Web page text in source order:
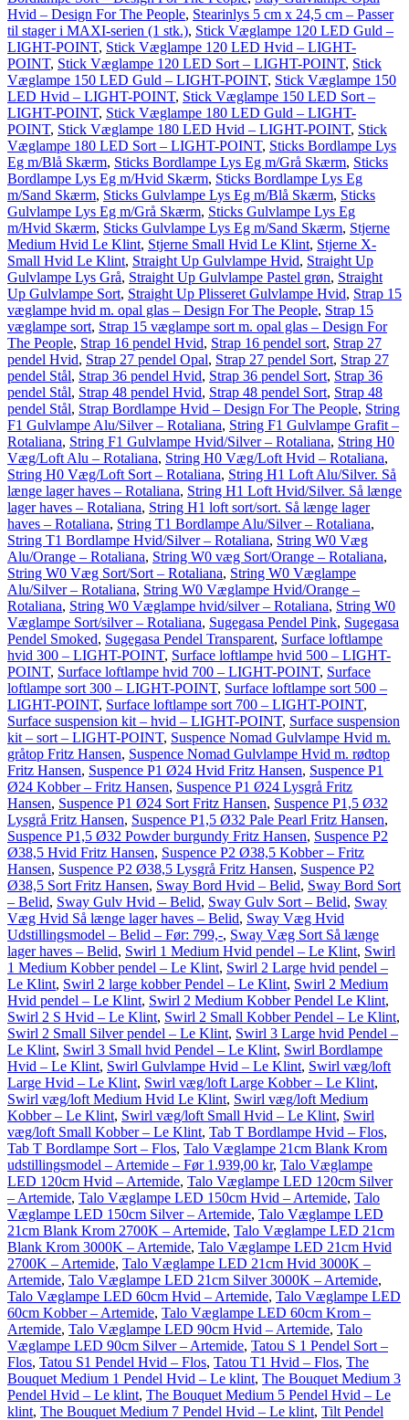
Hvid – Design For The People, Stearinlys 5 cm x 24,5 cm – Passer
til stager i MAXI-serien (1 stk.), Stick Væglampe 120 LED Guld –
LIGHT-POINT, Stick Væglampe 120 LED Hvid – LIGHT-
POINT, Stick Væglampe 120 LED Sort – LIGHT-POINT, Stick
Væglampe 150 LED Guld – LIGHT-POINT, Stick Væglampe 150
LED Hvid – LIGHT-POINT, Stick Væglampe 150 LED Sort –
LIGHT-POINT, Stick Væglampe 180 LED Guld – LIGHT-
POINT, Stick Væglampe 180 LED Hvid – LIGHT-POINT, Stick
Væglampe 180 LED Sort – LIGHT-POINT, Sticks Bordlampe Lys
Eg m/Blå Skærm, Sticks Bordlampe Lys Eg m/Grå Skærm, Sticks
Bordlampe Lys Eg m/Hvid Skærm, Sticks Bordlampe Lys Eg
m/Sand Skærm, Sticks Gulvlampe Lys Eg m/Blå Skærm, Sticks
Gulvlampe Lys Eg m/Grå Skærm, Sticks Gulvlampe Lys Eg
m/Hvid Skærm, Sticks Gulvlampe Lys Eg m/Sand Skærm, Stjerne
Medium Hvid Le Klint, Stjerne Small Hvid Le Klint, Stjerne X-
Small Hvid Le Klint, Straight Up Gulvlampe Hvid, Straight Up
Gulvlampe Lys Grå, Straight Up Gulvlampe Pastel grøn, Straight
Up Gulvlampe Sort, Straight Up Plisseret Gulvlampe Hvid, Strap 15
væglampe hvid m. opal glas – Design For The People, Strap 15
væglampe sort, Strap 15 væglampe sort m. opal glas – Design For
The People, Strap 16 pendel Hvid, Strap 16 pendel sort, Strap 27
pendel Hvid, Strap 27 pendel Opal, Strap 27 pendel Sort, Strap 27
pendel Stål, Strap 36 pendel Hvid, Strap 36 pendel Sort, Strap 36
pendel Stål, Strap 48 pendel Hvid, Strap 48 pendel Sort, Strap 48
pendel Stål, Strap Bordlampe Hvid – Design For The People, String
F1 Gulvlampe Alu/Silver – Rotaliana, String F1 Gulvlampe Grafit –
Rotaliana, String F1 Gulvlampe Hvid/Silver – Rotaliana, String H0
Væg/Loft Alu – Rotaliana, String H0 Væg/Loft Hvid – Rotaliana,
String H0 Væg/Loft Sort – Rotaliana, String H1 Loft Alu/Silver. Så
længe lager haves – Rotaliana, String H1 Loft Hvid/Silver. Så længe
lager haves – Rotaliana, String H1 loft sort/sort. Så længe lager
haves – Rotaliana, String T1 Bordlampe Alu/Silver – Rotaliana,
String T1 Bordlampe Hvid/Silver – Rotaliana, String W0 Væg
Alu/Orange – Rotaliana, String W0 væg Sort/Orange – Rotaliana,
String W0 Væg Sort/Sort – Rotaliana, String W0 Væglampe
Alu/Silver – Rotaliana, String W0 Væglampe Hvid/Orange –
Rotaliana, String W0 Væglampe hvid/silver – Rotaliana, String W0
Væglampe Sort/silver – Rotaliana, Sugegasa Pendel Pink, Sugegasa
Pendel Smoked, Sugegasa Pendel Transparent, Surface loftlampe
hvid 300 – LIGHT-POINT, Surface loftlampe hvid 500 – LIGHT-
POINT, Surface loftlampe hvid 700 – LIGHT-POINT, Surface
loftlampe sort 300 – LIGHT-POINT, Surface loftlampe sort 500 –
LIGHT-POINT, Surface loftlampe sort 700 – LIGHT-POINT,
Surface suspension kit – hvid – LIGHT-POINT, Surface suspension
kit – sort – LIGHT-POINT, Suspence Nomad Gulvlampe Hvid m.
gråtop Fritz Hansen, Suspence Nomad Gulvlampe Hvid m. rødtop
Fritz Hansen, Suspence P1 Ø24 Hvid Fritz Hansen, Suspence P1
Ø24 Kobber – Fritz Hansen, Suspence P1 Ø24 Lysgrå Fritz
Hansen, Suspence P1 Ø24 Sort Fritz Hansen, Suspence P1,5 Ø32
Lysgrå Fritz Hansen, Suspence P1,5 Ø32 Pale Pearl Fritz Hansen,
Suspence P1,5 Ø32 Powder burgundy Fritz Hansen, Suspence P2
Ø38,5 Hvid Fritz Hansen, Suspence P2 Ø38,5 Kobber – Fritz
Hansen, Suspence P2 Ø38,5 Lysgrå Fritz Hansen, Suspence P2
Ø38,5 Sort Fritz Hansen, Sway Bord Hvid – Belid, Sway Bord Sort
– Belid, Sway Gulv Hvid – Belid, Sway Gulv Sort – Belid, Sway
Væg Hvid Så længe lager haves – Belid, Sway Væg Hvid
Udstillingsmodel – Belid – Før: 799,-, Sway Væg Sort Så længe
lager haves – Belid, Swirl 1 Medium Hvid pendel – Le Klint, Swirl
1 Medium Kobber pendel – Le Klint, Swirl 2 Large hvid pendel –
Le Klint, Swirl 2 large kobber Pendel – Le Klint, Swirl 2 Medium
Hvid pendel – Le Klint, Swirl 2 Medium Kobber Pendel Le Klint,
Swirl 2 S Hvid – Le Klint, Swirl 2 Small Kobber Pendel – Le Klint,
Swirl 2 Small Silver pendel – Le Klint, Swirl 3 Large hvid Pendel –
Le Klint, Swirl 3 Small hvid Pendel – Le Klint, Swirl Bordlampe
Hvid – Le Klint, Swirl Gulvlampe Hvid – Le Klint, Swirl væg/loft
Large Hvid – Le Klint, Swirl væg/loft Large Kobber – Le Klint,
Swirl væg/loft Medium Hvid Le Klint, Swirl væg/loft Medium
Kobber – Le Klint, Swirl væg/loft Small Hvid – Le Klint, Swirl
væg/loft Small Kobber – Le Klint, Tab T Bordlampe Hvid – Flos,
Tab T Bordlampe Sort – Flos, Talo Væglampe 21cm Blank Krom
udstillingsmodel – Artemide – Før 1.939,00 kr, Talo Væglampe
LED 120cm Hvid – Artemide, Talo Væglampe LED 120cm Silver
– Artemide, Talo Væglampe LED 150cm Hvid – Artemide, Talo
Væglampe LED 150cm Silver – Artemide, Talo Væglampe LED
21cm Blank Krom 2700K – Artemide, Talo Væglampe LED 21cm
Blank Krom 3000K – Artemide, Talo Væglampe LED 21cm Hvid
2700K – Artemide, Talo Væglampe LED 21cm Hvid 3000K –
Artemide, Talo Væglampe LED 21cm Silver 3000K – Artemide,
Talo Væglampe LED 60cm Hvid – Artemide, Talo Væglampe LED
60cm Kobber – Artemide, Talo Væglampe LED 60cm Krom –
Artemide, Talo Væglampe LED 90cm Hvid – Artemide, Talo
Væglampe LED 90cm Silver – Artemide, Tatou S 1 Pendel Sort –
Flos, Tatou S1 Pendel Hvid – Flos, Tatou T1 Hvid – Flos, The
Bouquet Medium 1 Pendel Hvid – Le klint, The Bouquet Medium 3
Pendel Hvid – Le klint, The Bouquet Medium 5 Pendel Hvid – Le
klint, The Bouquet Medium 7 Pendel Hvid – Le klint, Tilt Pendel